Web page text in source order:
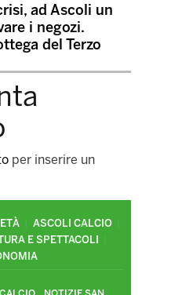
ad Ascoli un
i negozi.
del Terzo
per inserire un
ASCOLI CALCIO
E SPETTACOLI